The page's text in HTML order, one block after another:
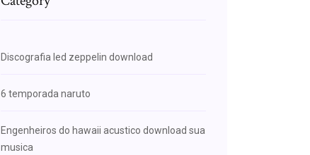
Discografia led zeppelin download
6 temporada naruto
Engenheiros do hawaii acustico download sua
musica